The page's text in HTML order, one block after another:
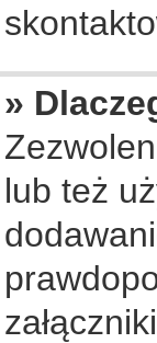
»
lub też